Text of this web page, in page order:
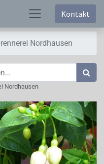
Kontakt
Nordhausen
Nordhausen